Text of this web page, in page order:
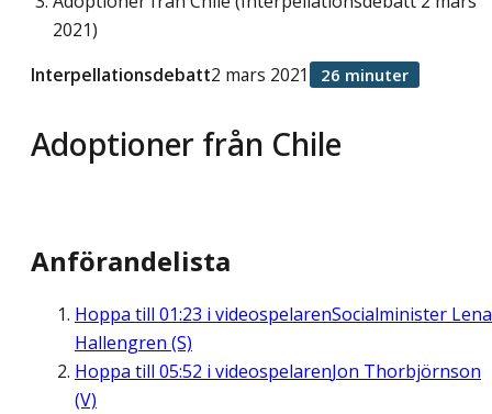
2021)
Adoptioner från Chile
Interpellationsdebatt2 mars 2021 26 minuter
Anförandelista
Hoppa till 01:23 i videospelarenSocialminister Lena
Hallengren (S)
Hoppa till 05:52 i videospelarenJon Thorbjörnson
(V)